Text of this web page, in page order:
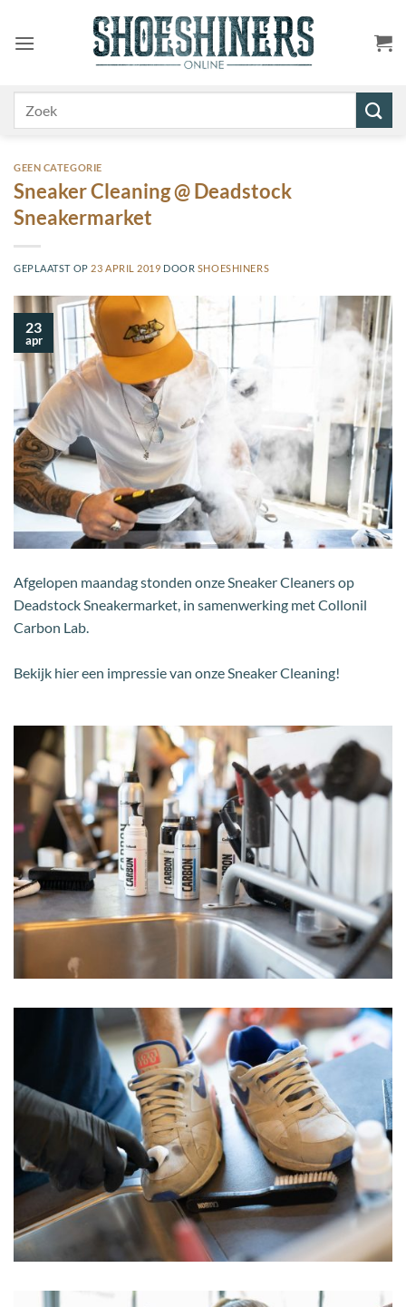
naar
inhoud
GEEN CATEGORIE
Sneaker Cleaning @ Deadstock
Sneakermarket
GEPLAATST OP 23 APRIL 2019 DOOR SHOESHINERS
23
apr
Afgelopen maandag stonden onze Sneaker Cleaners op
Deadstock Sneakermarket, in samenwerking met Collonil
Carbon Lab.
Bekijk hier een impressie van onze Sneaker Cleaning!